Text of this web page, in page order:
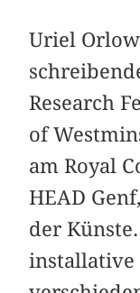
Uriel
Research
of
am Royal
HEAD
der